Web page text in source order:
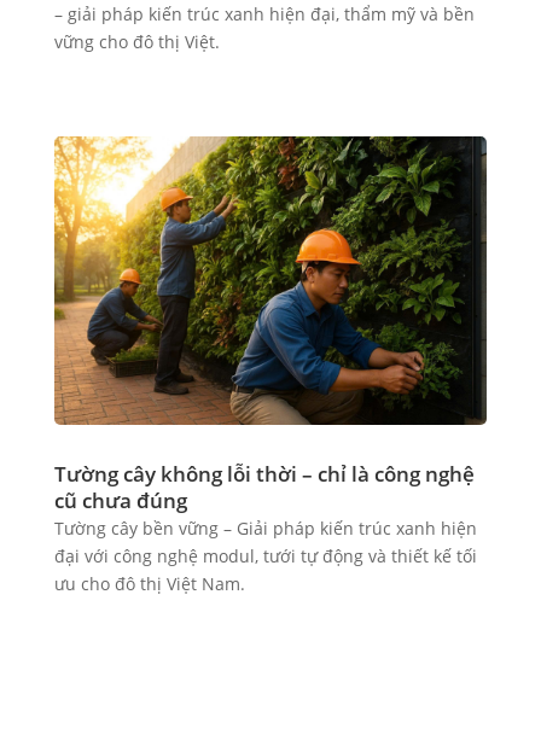
– giải pháp kiến trúc xanh hiện đại, thẩm mỹ và bền
vững cho đô thị Việt.
Tường cây không lỗi thời – chỉ là công nghệ
cũ chưa đúng
Tường cây bền vững – Giải pháp kiến trúc xanh hiện
đại với công nghệ modul, tưới tự động và thiết kế tối
ưu cho đô thị Việt Nam.